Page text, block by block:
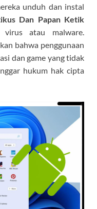
unduh dan instal
Dan Papan Ketik
atau malware.
bahwa penggunaan
dan game yang tidak
hukum hak cipta